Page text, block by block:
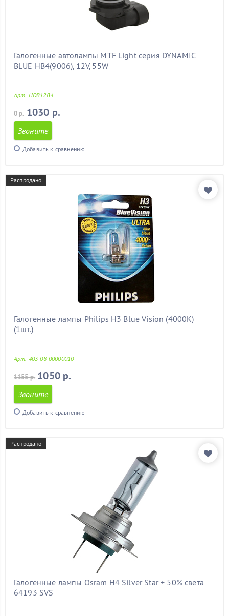
Галогенные автолампы MTF Light серия DYNAMIC
BLUE HB4(9006), 12V, 55W
Арт. HDB12B4
0 р. 1030 р.
Звоните
Добавить к сравнению
Распродано
Галогенные лампы Philips H3 Blue Vision (4000K)
(1шт.)
Арт. 403-08-00000010
1155 р. 1050 р.
Звоните
Добавить к сравнению
Распродано
Галогенные лампы Osram H4 Silver Star + 50% света
64193 SVS